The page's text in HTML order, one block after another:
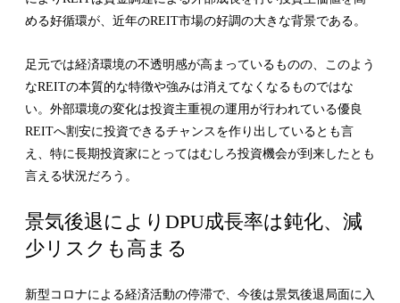
める好循環が、近年のREIT市場の好調の大きな背景である。
足元では経済環境の不透明感が高まっているものの、このよう
なREITの本質的な特徴や強みは消えてなくなるものではな
い。外部環境の変化は投資主重視の運用が行われている優良
REITへ割安に投資できるチャンスを作り出しているとも言
え、特に長期投資家にとってはむしろ投資機会が到来したとも
言える状況だろう。
景気後退によりDPU成長率は鈍化、減
少リスクも高まる
新型コロナによる経済活動の停滞で、今後は景気後退局面に入